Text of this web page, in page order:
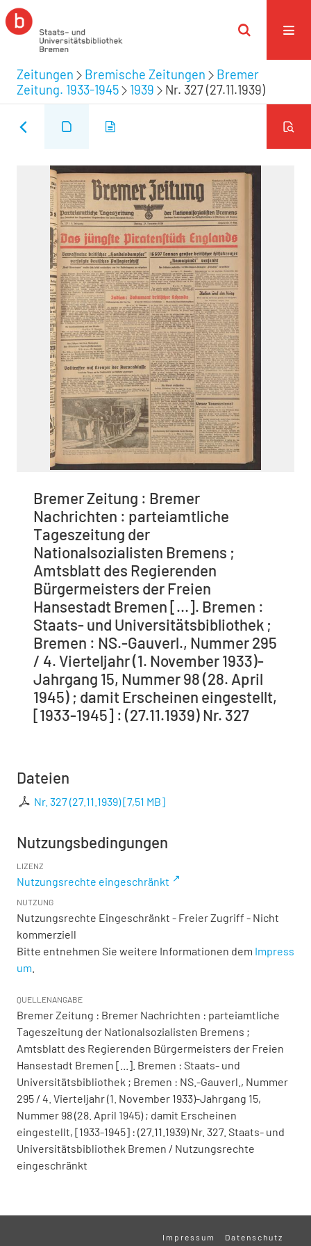
Zeitungen Bremische Zeitungen
Bremer
Zeitung. 1933-1945
1939 Nr. 327 (27.11.1939)
Bremer Zeitung : Bremer
Nachrichten : parteiamtliche
Tageszeitung der
Nationalsozialisten Bremens ;
Amtsblatt des Regierenden
Bürgermeisters der Freien
Hansestadt Bremen [...]. Bremen :
Staats- und Universitätsbibliothek ;
Bremen : NS.-Gauverl., Nummer 295
/ 4. Vierteljahr (1. November 1933)-
Jahrgang 15, Nummer 98 (28. April
1945) ; damit Erscheinen eingestellt,
[1933-1945] : (27.11.1939) Nr. 327
Dateien
Nr. 327 (27.11.1939)[7,51 MB]
Nutzungsbedingungen
LIZENZ
Nutzungsrechte eingeschränkt
NUTZUNG
Nutzungsrechte Eingeschränkt - Freier Zugriff - Nicht
kommerziell
Bitte entnehmen Sie weitere Informationen dem Impress
um
QUELLENANGABE
Bremer Zeitung : Bremer Nachrichten : parteiamtliche
Tageszeitung der Nationalsozialisten Bremens ;
Amtsblatt des Regierenden Bürgermeisters der Freien
Hansestadt Bremen [...]. Bremen : Staats- und
Universitätsbibliothek ; Bremen : NS.-Gauverl., Nummer
295 / 4. Vierteljahr (1. November 1933)-Jahrgang 15,
Nummer 98 (28. April 1945) ; damit Erscheinen
eingestellt, [1933-1945] : (27.11.1939) Nr. 327. Staats- und
Universitätsbibliothek Bremen / Nutzungsrechte
eingeschränkt
Impressum Datenschutz